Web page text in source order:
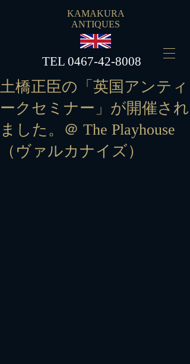
KAMAKURA
ANTIQUES
​TEL 0467-42-8008
土橋正臣の「英国アンティ
ークセミナー」が開催され
ました。＠ The Playhouse
（ヴァルカナイズ）